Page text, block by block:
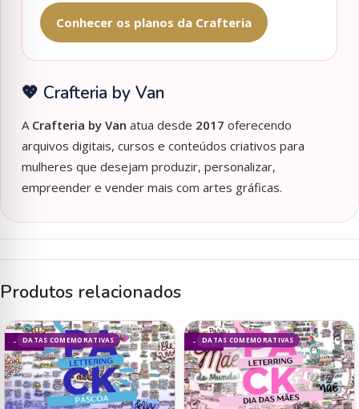
Conhecer os planos da Crafteria
💖 Crafteria by Van
A Crafteria by Van atua desde 2017 oferecendo
arquivos digitais, cursos e conteúdos criativos para
mulheres que desejam produzir, personalizar,
empreender e vender mais com artes gráficas.
Produtos relacionados
DATAS COMEMORATIVAS
- 50% DATAS COMEMORATIVAS
- 50%